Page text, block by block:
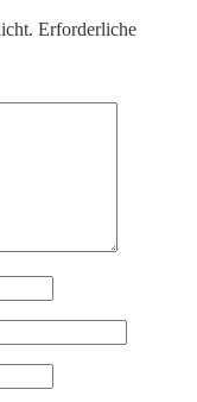
Erforderliche